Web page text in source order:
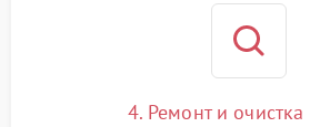
4. Ремонт и очистка